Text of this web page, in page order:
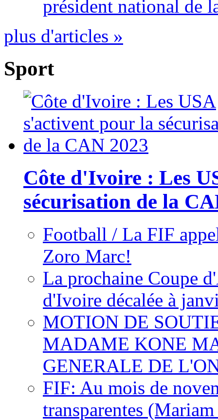
président national de
plus d'articles »
Sport
Côte d'Ivoire : Les
sécurisation de la
Football / La FIF
Zoro Marc!
La prochaine Coupe
d'Ivoire décalée à
MOTION DE
MADAME KONE
GENERALE DE
FIF: Au mois de
transparentes